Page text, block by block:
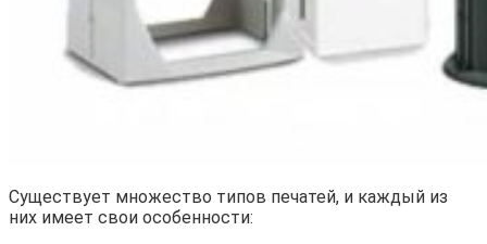
Существует множество типов печатей, и каждый из
них имеет свои особенности: